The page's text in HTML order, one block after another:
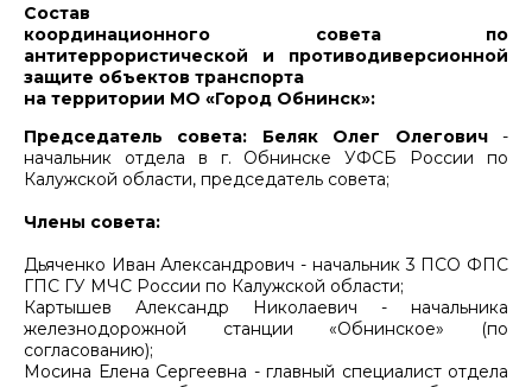
Состав
координационного совета по
антитеррористической и противодиверсионной
защите объектов транспорта
на территории МО «Город Обнинск»:
Председатель совета: Беляк Олег Олегович-
начальник отдела в г. Обнинске УФСБ России по
Калужской области, председатель совета;
Члены совета:
Дьяченко Иван Александрович - начальник 3 ПСО ФПС
ГПС ГУ МЧС России по Калужской области;
Картышев Александр Николаевич - начальника
железнодорожной станции «Обнинское» (по
согласованию);
Мосина Елена Сергеевна - главный специалист отдела